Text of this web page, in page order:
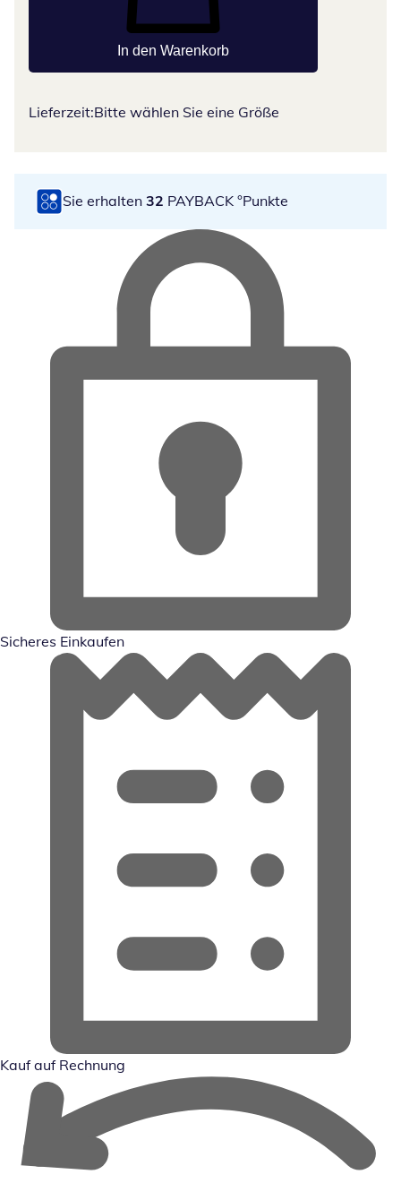
In den Warenkorb
Lieferzeit:Bitte wählen Sie eine Größe
Sie erhalten 32 PAYBACK °Punkte
Sicheres Einkaufen
Kauf auf Rechnung